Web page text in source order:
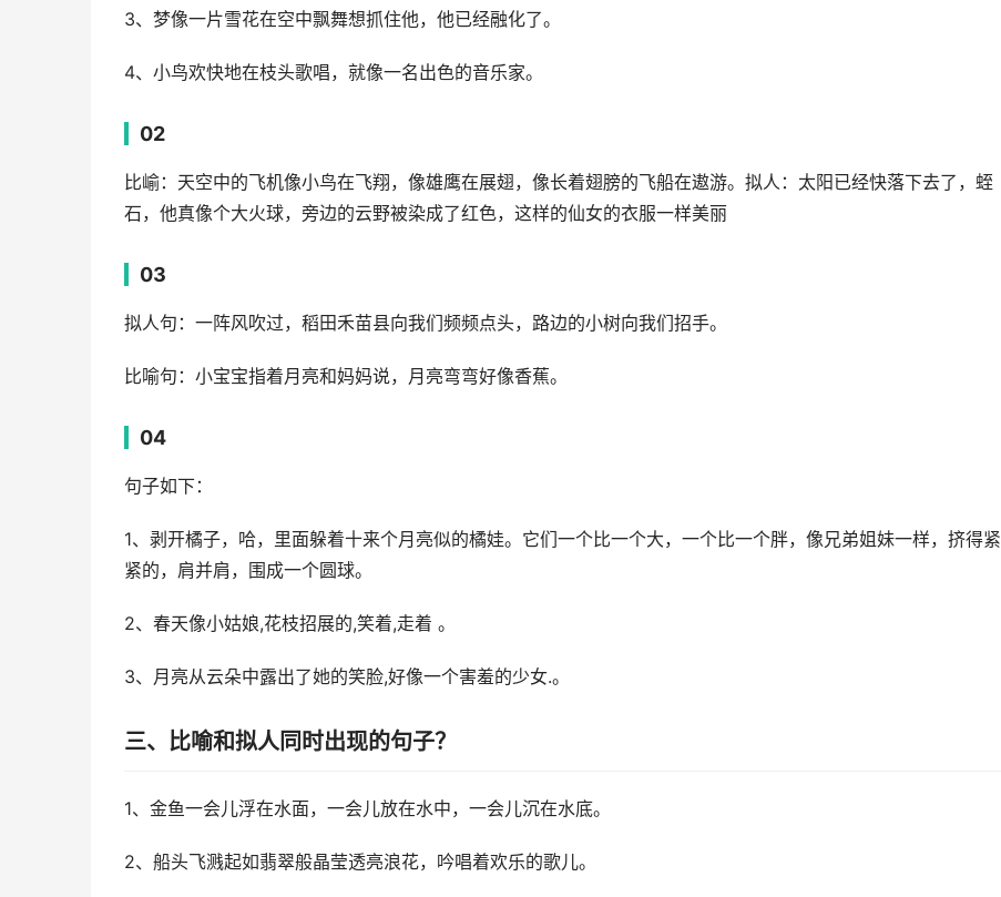
3、梦像一片雪花在空中飘舞想抓住他，他已经融化了。
4、小鸟欢快地在枝头歌唱，就像一名出色的音乐家。
02
比崳：天空中的飞机像小鸟在飞翔，像雄鹰在展翅，像长着翅膀的飞船在遨游。拟人：太阳已经快落下去了，蛭
石，他真像个大火球，旁边的云野被染成了红色，这样的仙女的衣服一样美丽
03
拟人句：一阵风吹过，稻田禾苗县向我们频频点头，路边的小树向我们招手。
比喻句：小宝宝指着月亮和妈妈说，月亮弯弯好像香蕉。
04
句子如下：
1、剥开橘子，哈，里面躲着十来个月亮似的橘娃。它们一个比一个大，一个比一个胖，像兄弟姐妹一样，挤得紧
紧的，肩并肩，围成一个圆球。
2、春天像小姑娘,花枝招展的,笑着,走着 。
3、月亮从云朵中露出了她的笑脸,好像一个害羞的少女.。
三、比喻和拟人同时出现的句子？
1、金鱼一会儿浮在水面，一会儿放在水中，一会儿沉在水底。
2、船头飞溅起如翡翠般晶莹透亮浪花，吟唱着欢乐的歌儿。